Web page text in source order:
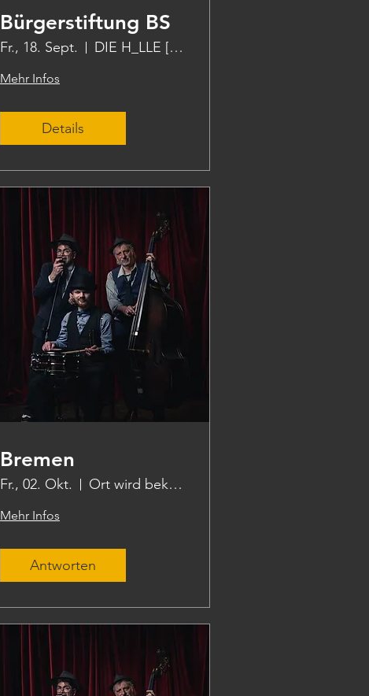
Bürgerstiftung BS
Fr., 18. Sept. DIE H_LLE [die halle]
Mehr Infos
Details
Bremen
Fr., 02. Okt. Ort wird bekanntgegeben
Mehr Infos
Antworten